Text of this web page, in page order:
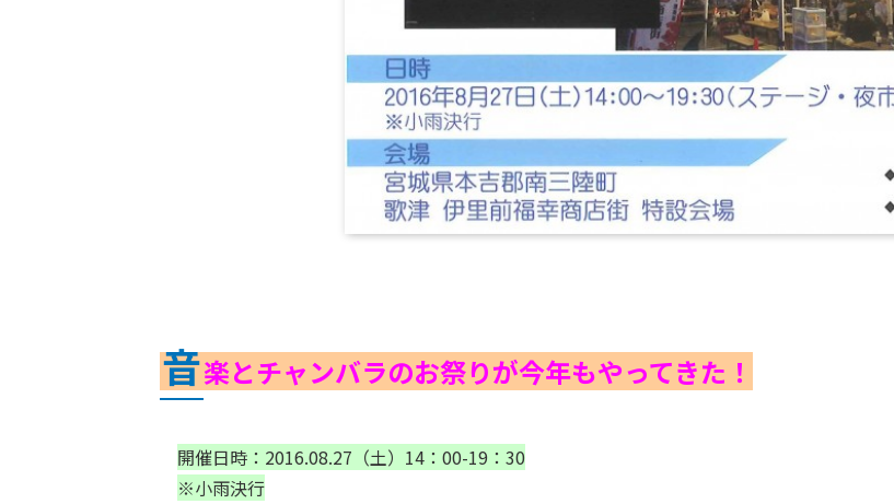
音楽とチャンバラのお祭りが今年もやってきた！
開催日時：2016.08.27（土）14：00-19：30
※小雨決行